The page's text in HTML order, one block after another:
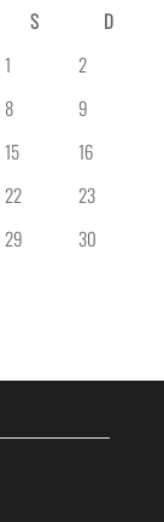
S
D
1
2
8
9
15
16
22
23
29
30